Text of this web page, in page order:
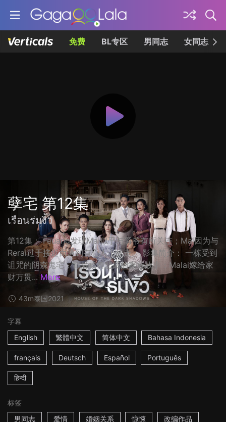
免费 BL专区 男同志 女同志
孽宅 第12集
เรือนร่มงิ้ว
第12集： Feuang发现Mai似乎与爵爷有所关连；Mai因为与
Rerai过于接近而遭到有心人士掳走。 影集简介： 一栋受到
诅咒的阴森鬼宅，背后藏着悲戚的家族故事：Malai嫁给家
财万贯... More
43m泰国2021
字幕
English
繁體中文 简体中文 Bahasa Indonesia
français Deutsch Español Português
हिन्दी
标签
男同志
爱情 婚姻关系 惊悚 改编作品